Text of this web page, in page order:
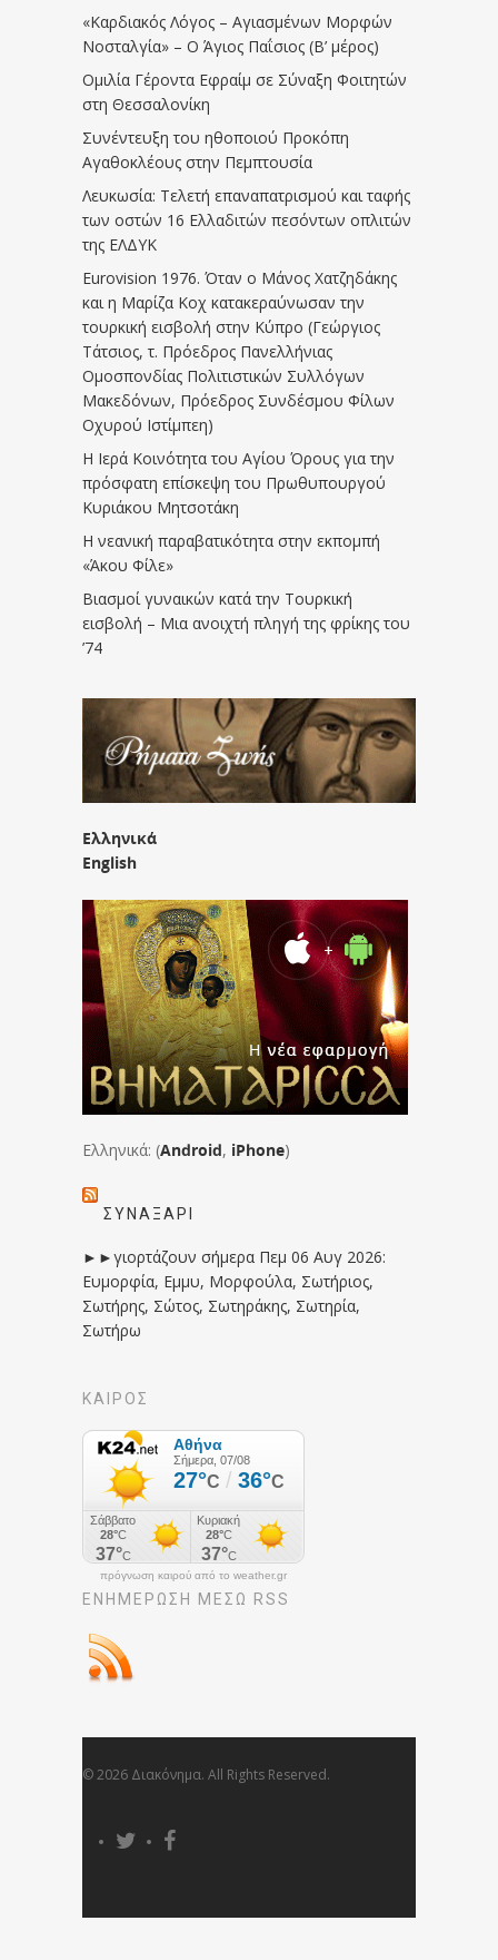
«Καρδιακός Λόγος – Αγιασμένων Μορφών
Νοσταλγία» – Ο Άγιος Παΐσιος (Β’ μέρος)
Ομιλία Γέροντα Εφραίμ σε Σύναξη Φοιτητών
στη Θεσσαλονίκη
Συνέντευξη του ηθοποιού Προκόπη
Αγαθοκλέους στην Πεμπτουσία
Λευκωσία: Τελετή επαναπατρισμού και ταφής
των οστών 16 Ελλαδιτών πεσόντων οπλιτών
της ΕΛΔΥΚ
Eurovision 1976. Όταν ο Μάνος Χατζηδάκης
και η Μαρίζα Κοχ κατακεραύνωσαν την
τουρκική εισβολή στην Κύπρο (Γεώργιος
Τάτσιος, τ. Πρόεδρος Πανελλήνιας
Ομοσπονδίας Πολιτιστικών Συλλόγων
Μακεδόνων, Πρόεδρος Συνδέσμου Φίλων
Οχυρού Ιστίμπεη)
Η Ιερά Κοινότητα του Αγίου Όρους για την
πρόσφατη επίσκεψη του Πρωθυπουργού
Κυριάκου Μητσοτάκη
Η νεανική παραβατικότητα στην εκπομπή
«Άκου Φίλε»
Βιασμοί γυναικών κατά την Τουρκική
εισβολή – Μια ανοιχτή πληγή της φρίκης του
’74
Ελληνικά
English
Ελληνικά: (Android, iPhone)
ΣΥΝΑΞΆΡΙ
►►γιορτάζουν σήμερα Πεμ 06 Αυγ 2026:
Ευμορφία, Εμμυ, Μορφούλα, Σωτήριος,
Σωτήρης, Σώτος, Σωτηράκης, Σωτηρία,
Σωτήρω
ΚΑΙΡΟΣ
πρόγνωση καιρού από το weather.gr
ΕΝΗΜΈΡΩΣΉ ΜΕΣΩ RSS
© 2026 Διακόνημα. All Rights Reserved.